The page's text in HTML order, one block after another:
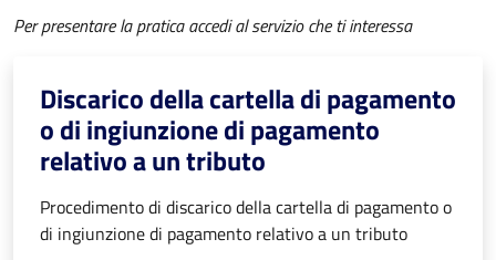
Per presentare la pratica accedi al servizio che ti interessa
Discarico della cartella di pagamento
o di ingiunzione di pagamento
relativo a un tributo
Procedimento di discarico della cartella di pagamento o
di ingiunzione di pagamento relativo a un tributo